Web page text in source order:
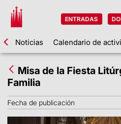
ENTRADAS
Noticias Calendario de
Misa de la Fiesta
Familia
Fecha de publicación